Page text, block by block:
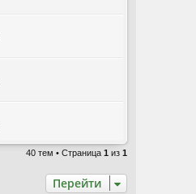
40 тем • Страница 1 из 1
Перейти